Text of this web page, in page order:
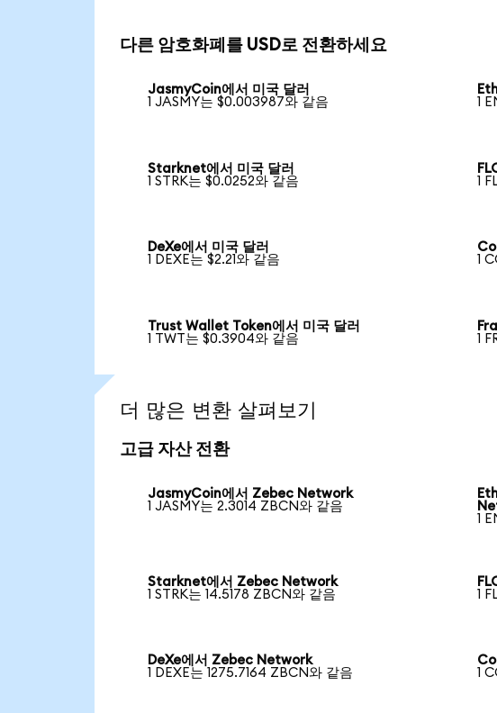
다른 암호화폐를 USD로 전환하세요
JasmyCoin에서 미국 달러
1 JASMY는 $0.003987와 같음
1
Starknet에서 미국 달러
1 STRK는 $0.0252와 같음
1
DeXe에서 미국 달러
1 DEXE는 $2.21와 같음
1
Trust Wallet Token에서 미국 달러
1 TWT는 $0.3904와 같음
1
더 많은 변환 살펴보기
고급 자산 전환
JasmyCoin에서 Zebec Network
1 JASMY는 2.3014 ZBCN와 같음
1
Starknet에서 Zebec Network
1 STRK는 14.5178 ZBCN와 같음
1
DeXe에서 Zebec Network
1 DEXE는 1275.7164 ZBCN와 같음
1